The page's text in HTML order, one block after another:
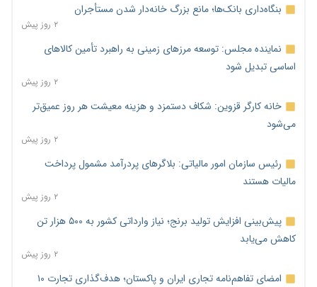
بنگاه‌داری بانک‌ها؛ مانع بزرگ خانه‌دار شدن مستأجران
۲ روز پیش
نماینده مجلس: توسعه مرزهای زمینی به راهبرد تأمین کالاهای
اساسی تبدیل شود
۲ روز پیش
خانه کارگر قزوین: شکاف دستمزد و هزینه معیشت هر روز عمیق‌تر
می‌شود
۲ روز پیش
رئیس سازمان امور مالیاتی: بلاگرهای پردرآمد مشمول پرداخت
مالیات هستند
۲ روز پیش
پیش‌بینی افزایش تولید برنج؛ نیاز وارداتی کشور به ۵۰۰ هزار تن
کاهش می‌یابد
۲ روز پیش
امضای تفاهم‌نامه تجاری ایران و پاکستان؛ هدف‌گذاری تجارت ۱۰